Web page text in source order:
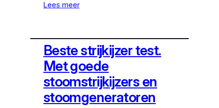
Lees meer
Beste strijkijzer test.
Met goede
stoomstrijkijzers en
stoomgeneratoren